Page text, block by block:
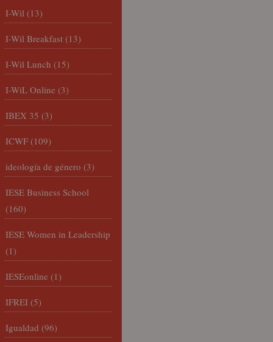
I-Wil (13)
I-Wil Breakfast (13)
I-Wil Lunch (15)
I-WiL Online (3)
IBEX 35 (3)
ICWF (109)
ideología de género (3)
IESE Business School
(160)
IESE Women in Leadership
(1)
IESEonline (1)
IFREI (5)
Igualdad (96)